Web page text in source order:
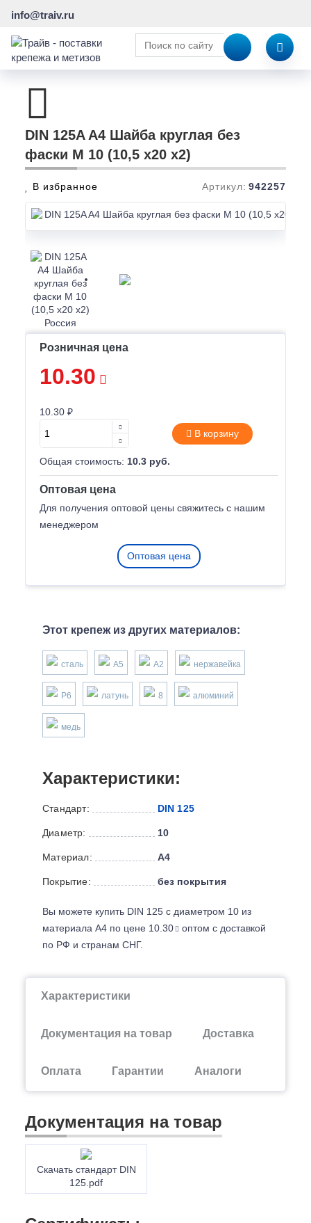
info@traiv.ru
DIN 125A A4 Шайба круглая без
фаски M 10 (10,5 x20 x2)
В избранное Артикул: 942257
Розничная цена
10.30
10.30 ₽
В корзину
Общая стоимость: 10.3 руб.
Оптовая цена
Для получения оптовой цены свяжитесь с нашим
менеджером
Оптовая цена
Этот крепеж из других материалов:
сталь А5 А2 нержавейка
P6 латунь 8 алюминий
медь
Характеристики:
Стандарт: DIN 125
Диаметр: 10
Материал: А4
Покрытие: без покрытия
Вы можете купить DIN 125 с диаметром 10 из
материала А4 по цене 10.30
оптом с доставкой
по РФ и странам СНГ.
Характеристики
Документация на товар Доставка
Оплата Гарантии Аналоги
Документация на товар
Скачать стандарт DIN
125.pdf